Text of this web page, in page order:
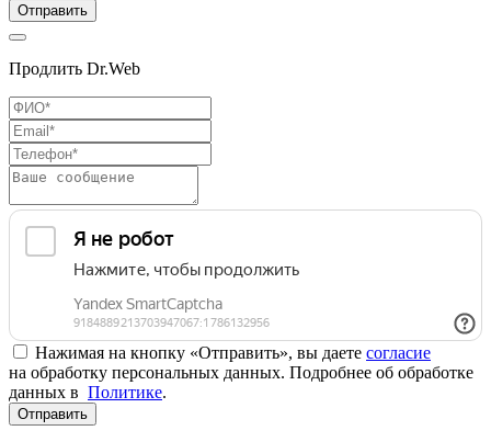
Отправить
Продлить Dr.Web
Нажимая на кнопку «Отправить», вы даете согласие
на обработку персональных данных. Подробнее об обработке
данных в Политике.
Отправить